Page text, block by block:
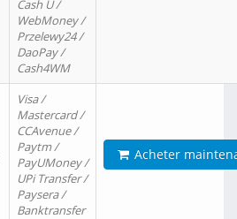
Cash U /
WebMoney /
Przelewy24 /
DaoPay /
Cash4WM
Visa /
Mastercard /
CCAvenue /
Paytm /
PayUMoney /
UPi Transfer /
Paysera /
Banktransfer
Acheter